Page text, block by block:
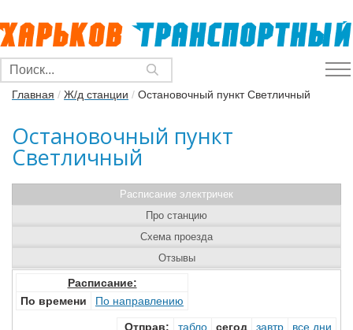
Главная / Ж/д станции / Остановочный пункт Светличный
Остановочный пункт
Светличный
Расписание электричек
Расписание:
По времени
По направлению
Отправ: табло сегод завтр
все дни
Про станцию
Схема проезда
Отзывы